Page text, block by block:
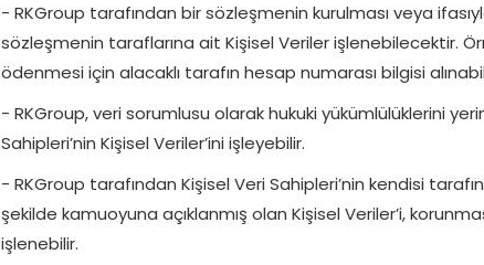
- RKGroup tarafından bir sözleşmenin kurulması veya
sözleşmenin taraflarına ait Kişisel Veriler işlenebilecektir.
ödenmesi için alacaklı tarafın hesap numarası bilgisi
- RKGroup, veri sorumlusu olarak hukuki yükümlülüklerini
Sahipleri’nin Kişisel Veriler’ini işleyebilir.
- RKGroup tarafından Kişisel Veri Sahipleri’nin kendisi
şekilde kamuoyuna açıklanmış olan Kişisel Veriler’i,
işlenebilir.